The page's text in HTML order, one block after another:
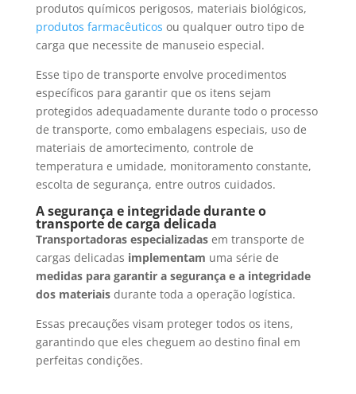
produtos químicos perigosos, materiais biológicos,
produtos farmacêuticos ou qualquer outro tipo de
carga que necessite de manuseio especial.
Esse tipo de transporte envolve procedimentos
específicos para garantir que os itens sejam
protegidos adequadamente durante todo o processo
de transporte, como embalagens especiais, uso de
materiais de amortecimento, controle de
temperatura e umidade, monitoramento constante,
escolta de segurança, entre outros cuidados.
A segurança e integridade durante o
transporte de carga delicada
Transportadoras especializadas em transporte de
cargas delicadas implementam uma série de
medidas para garantir a segurança e a integridade
dos materiais durante toda a operação logística.
Essas precauções visam proteger todos os itens,
garantindo que eles cheguem ao destino final em
perfeitas condições.